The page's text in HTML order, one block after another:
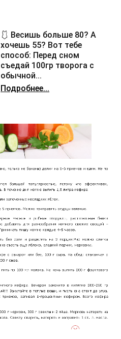
🩱 Весишь больше 80? А
хочешь 55? Вот тебе
способ: Перед сном
съедай 100гр творога с
обычной...
Подробнее...